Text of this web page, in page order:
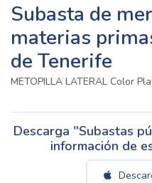
Subasta de
materias
de Tenerife
METOPILLA LATERAL Color
Descarga "Subastas
información de